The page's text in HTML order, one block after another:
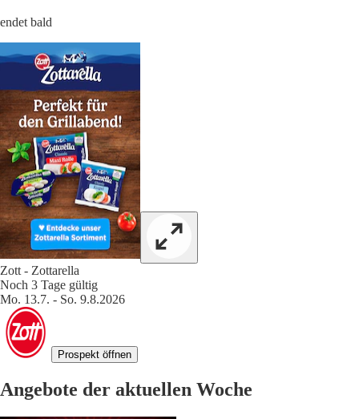
endet bald
Zott - Zottarella
Noch 3 Tage gültig
Mo. 13.7. - So. 9.8.2026
Prospekt öffnen
Angebote der aktuellen Woche